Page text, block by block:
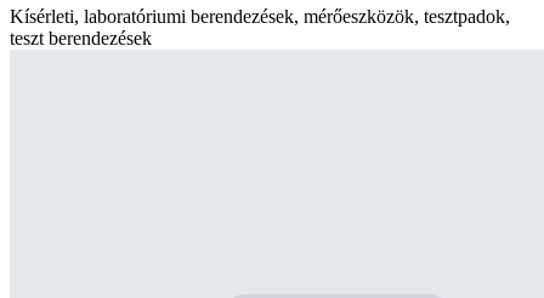
Kísérleti, laboratóriumi berendezések, mérőeszközök, tesztpadok,
teszt berendezések